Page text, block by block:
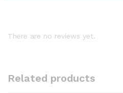
There are no reviews yet.
Related products